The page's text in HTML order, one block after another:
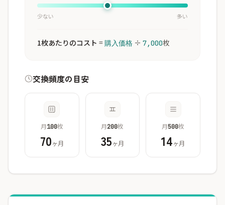
少ない 多い
1枚あたりのコスト =購入価格 ÷ 7,000枚
交換頻度の目安
月100枚
70ヶ月
月200枚
35ヶ月
月500枚
14ヶ月